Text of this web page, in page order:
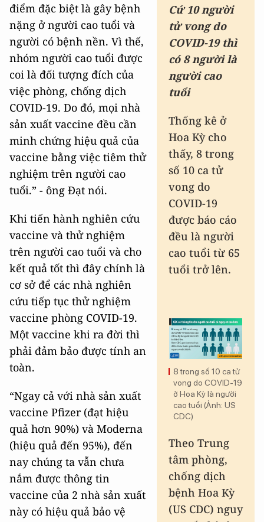
Cứ 10 người
tử vong do
COVID-19 thì
có 8 người là
người cao
tuổi
Thống kê ở
Hoa Kỳ cho
thấy, 8 trong
số 10 ca tử
vong do
COVID-19
được báo cáo
đều là người
cao tuổi từ 65
tuổi trở lên.
8 trong số 10 ca tử
vong do COVID-19
ở Hoa Kỳ là người
cao tuổi (Ảnh: US
CDC)
Theo Trung
tâm phòng,
chống dịch
bệnh Hoa Kỳ
(US CDC) nguy
điểm đặc biệt là gây bệnh
nặng ở người cao tuổi và
người có bệnh nền. Vì thế,
nhóm người cao tuổi được
coi là đối tượng đích của
việc phòng, chống dịch
COVID-19. Do đó, mọi nhà
sản xuất vaccine đều cần
minh chứng hiệu quả của
vaccine bằng việc tiêm thử
nghiệm trên người cao
tuổi.” - ông Đạt nói.
Khi tiến hành nghiên cứu
vaccine và thử nghiệm
trên người cao tuổi và cho
kết quả tốt thì đây chính là
cơ sở để các nhà nghiên
cứu tiếp tục thử nghiệm
vaccine phòng COVID-19.
Một vaccine khi ra đời thì
phải đảm bảo được tính an
toàn.
“Ngay cả với nhà sản xuất
vaccine Pfizer (đạt hiệu
quả hơn 90%) và Moderna
(hiệu quả đến 95%), đến
nay chúng ta vẫn chưa
nắm được thông tin
vaccine của 2 nhà sản xuất
này có hiệu quả bảo vệ